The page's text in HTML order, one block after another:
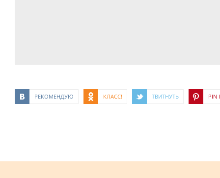
РЕКОМЕНДУЮ КЛАСС! ТВИТНУТЬ PIN